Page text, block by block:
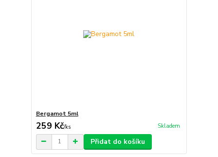
Bergamot 5ml
259 Kč/ks Skladem
Přidat do košíku